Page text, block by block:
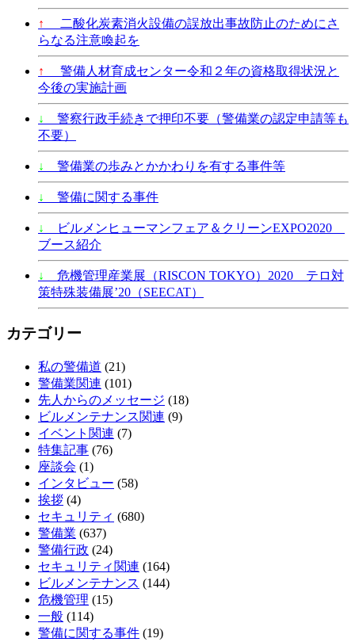
↑
二酸化炭素消火設備の誤放出事故防止のためにさ
らなる注意喚起を
↑
警備人材育成センター令和２年の資格取得状況と
今後の実施計画
↓
警察行政手続きで押印不要（警備業の認定申請等も
不要）
↓ 警備業の歩みとかかわりを有する事件等
↓ 警備に関する事件
↓
ビルメンヒューマンフェア＆クリーンEXPO2020
ブース紹介
↓
危機管理産業展（RISCON TOKYO）2020 テロ対
策特殊装備展’20（SEECAT）
カテゴリー
私の警備道 (21)
警備業関連 (101)
先人からのメッセージ (18)
ビルメンテナンス関連 (9)
イベント関連 (7)
特集記事 (76)
座談会 (1)
インタビュー (58)
挨拶 (4)
セキュリティ (680)
警備業 (637)
警備行政 (24)
セキュリティ関連 (164)
ビルメンテナンス (144)
危機管理 (15)
一般 (114)
警備に関する事件 (19)